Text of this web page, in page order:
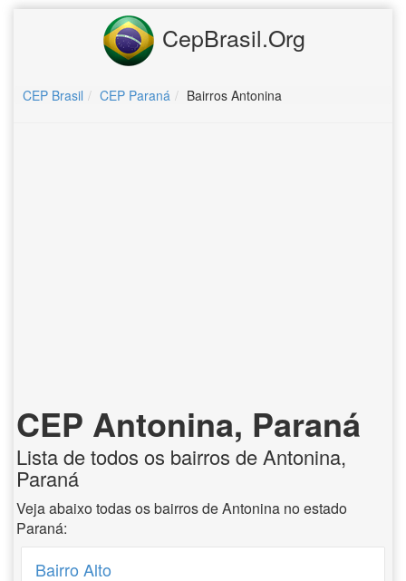
CepBrasil.Org
CEP Brasil CEP Paraná Bairros Antonina
CEP Antonina, Paraná
Lista de todos os bairros de Antonina,
Paraná
Veja abaixo todas os bairros de Antonina no estado
Paraná:
Bairro Alto